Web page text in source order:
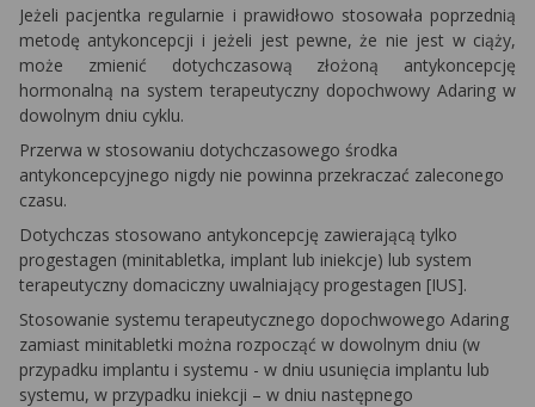
Jeżeli pacjentka regularnie i prawidłowo stosowała poprzednią
metodę antykoncepcji i jeżeli jest pewne, że nie jest w ciąży,
może zmienić dotychczasową złożoną antykoncepcję
hormonalną na system terapeutyczny dopochwowy Adaring w
dowolnym dniu cyklu.
Przerwa w stosowaniu dotychczasowego środka
antykoncepcyjnego nigdy nie powinna przekraczać zaleconego
czasu.
Dotychczas stosowano antykoncepcję zawierającą tylko
progestagen (minitabletka, implant lub iniekcje) lub system
terapeutyczny domaciczny uwalniający progestagen [IUS].
Stosowanie systemu terapeutycznego dopochwowego Adaring
zamiast minitabletki można rozpocząć w dowolnym dniu (w
przypadku implantu i systemu - w dniu usunięcia implantu lub
systemu, w przypadku iniekcji – w dniu następnego